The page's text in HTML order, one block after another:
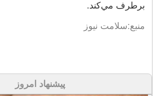
برطرف مي‌کند.
منبع:سلامت نیوز
پیشنهاد امروز